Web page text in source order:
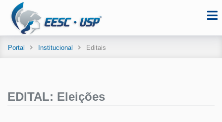
Portal Institucional Editais
EDITAL: Eleições